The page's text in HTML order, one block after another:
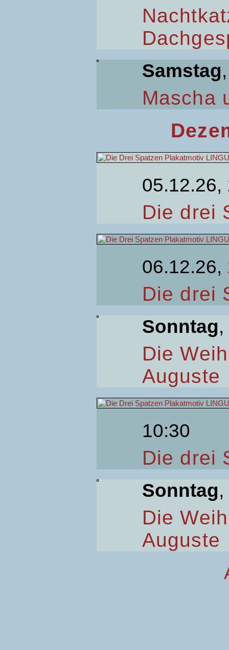
Samstag
Mascha
05.12.26,
Die drei
06.12.26,
Die drei
Sonntag
Die
Auguste
10:30
Die drei
Sonntag
Die
Auguste